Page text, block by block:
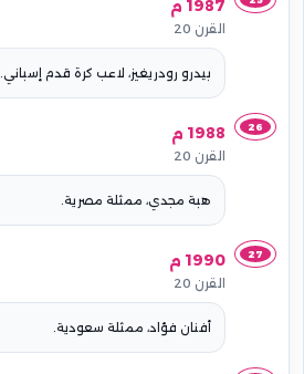
1987 م
القرن 20
بيدرو رودريغيز، لاعب كرة قدم إسباني.
26 1988 م
القرن 20
هبة مجدي، ممثلة مصرية.
27 1990 م
القرن 20
أفنان فؤاد، ممثلة سعودية.